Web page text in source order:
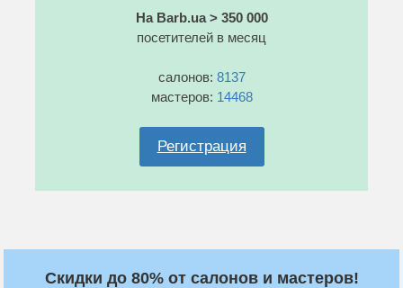
На Barb.ua > 350 000
посетителей в месяц
салонов: 8137
мастеров: 14468
Регистрация
Скидки до 80% от салонов и мастеров!